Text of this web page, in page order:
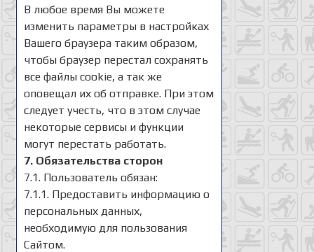
В любое время Вы можете
изменить параметры в настройках
Вашего браузера таким образом,
чтобы браузер перестал сохранять
все файлы cookie, а так же
оповещал их об отправке. При этом
следует учесть, что в этом случае
некоторые сервисы и функции
могут перестать работать.
7. Обязательства сторон
7.1. Пользователь обязан:
7.1.1. Предоставить информацию о
персональных данных,
необходимую для пользования
Сайтом.